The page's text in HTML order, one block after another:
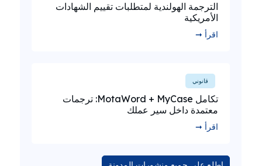
الترجمة الهولندية لمتطلبات تقييم الشهادات
الأمريكية
اقرأ ➞
قانوني
تكامل MotaWord + MyCase: ترجمات
معتمدة داخل سير عملك
اقرأ ➞